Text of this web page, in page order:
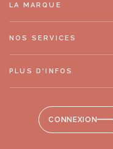
CONNEXION
LA MARQUE
NOS SERVICES
PLUS D'INFOS